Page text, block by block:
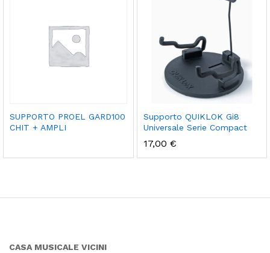
SUPPORTO PROEL GARD100
CHIT + AMPLI
Supporto QUIKLOK Gi8
Universale Serie Compact
17,00 €
CASA MUSICALE VICINI